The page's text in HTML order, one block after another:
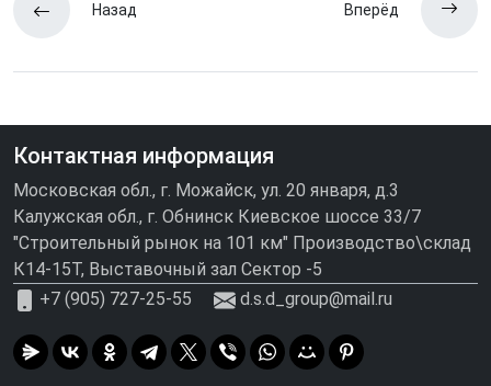
Назад Вперёд
Контактная информация
Московская обл., г. Можайск, ул. 20 января, д.3
Калужская обл., г. Обнинск Киевское шоссе 33/7
"Строительный рынок на 101 км" Производство\склад
К14-15Т, Выставочный зал Сектор -5
+7 (905) 727-25-55
d.s.d_group@mail.ru